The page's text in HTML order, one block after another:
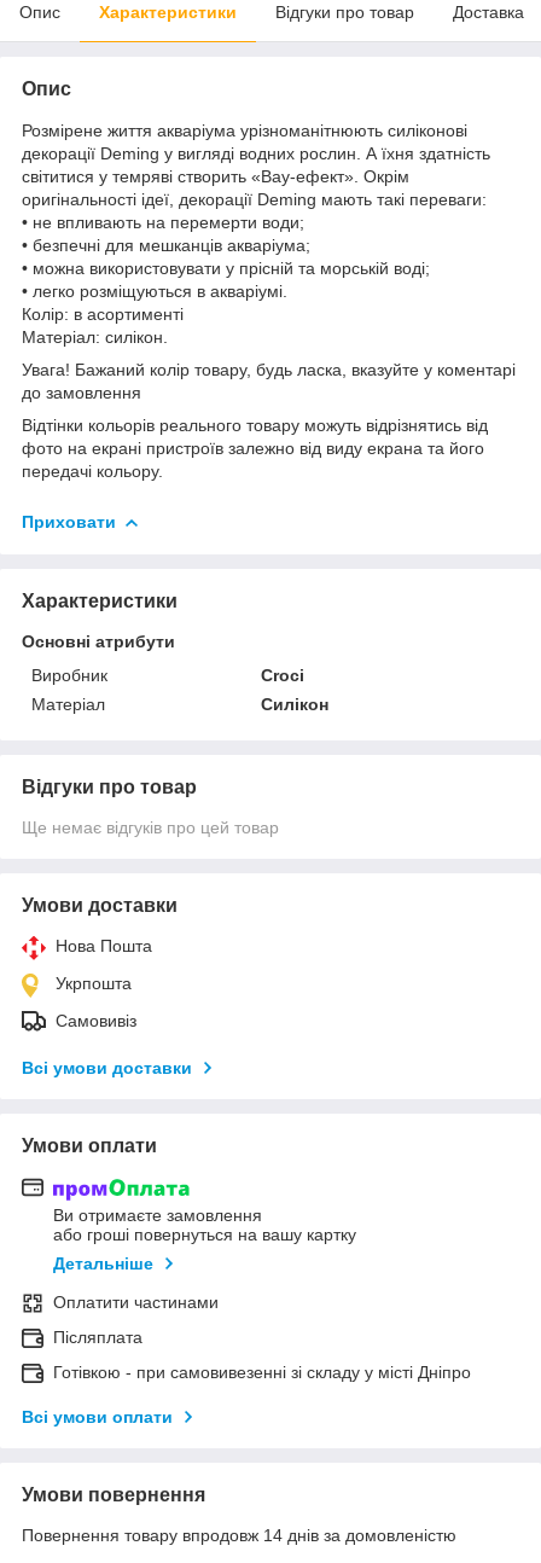
Опис Характеристики Відгуки про товар Доставка
Опис
Розмірене життя акваріума урізноманітнюють силіконові
декорації Deming у вигляді водних рослин. А їхня здатність
світитися у темряві створить «Вау-ефект». Окрім
оригінальності ідеї, декорації Deming мають такі переваги:
• не впливають на перемерти води;
• безпечні для мешканців акваріума;
• можна використовувати у прісній та морській воді;
• легко розміщуються в акваріумі.
Колір: в асортименті
Матеріал: силікон.
Увага! Бажаний колір товару, будь ласка, вказуйте у коментарі
до замовлення
Відтінки кольорів реального товару можуть відрізнятись від
фото на екрані пристроїв залежно від виду екрана та його
передачі кольору.
Приховати
Характеристики
Основні атрибути
Виробник
Croci
Матеріал
Силікон
Відгуки про товар
Ще немає відгуків про цей товар
Умови доставки
Нова Пошта
Укрпошта
Самовивіз
Всі умови доставки
Умови оплати
Ви отримаєте замовлення
або гроші повернуться на вашу картку
Детальніше
Оплатити частинами
Післяплата
Готівкою - при самовивезенні зі складу у місті Дніпро
Всі умови оплати
Умови повернення
Повернення товару впродовж 14 днів за домовленістю